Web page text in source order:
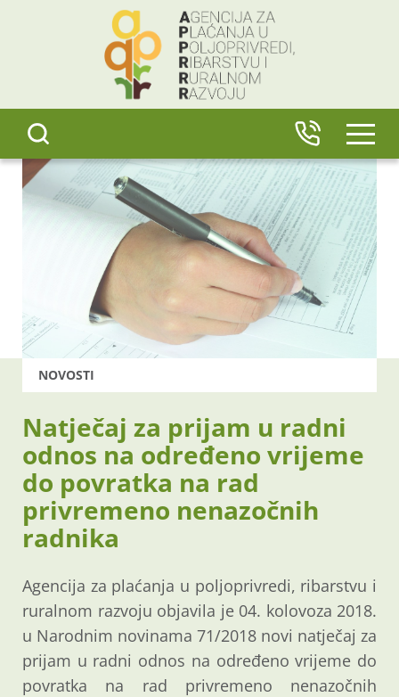
NOVOSTI
Natječaj za prijam u radni
odnos na određeno vrijeme
do povratka na rad
privremeno nenazočnih
radnika
Agencija za plaćanja u poljoprivredi, ribarstvu i
ruralnom razvoju objavila je 04. kolovoza 2018.
u Narodnim novinama 71/2018 novi natječaj za
prijam u radni odnos na određeno vrijeme do
povratka na rad privremeno nenazočnih